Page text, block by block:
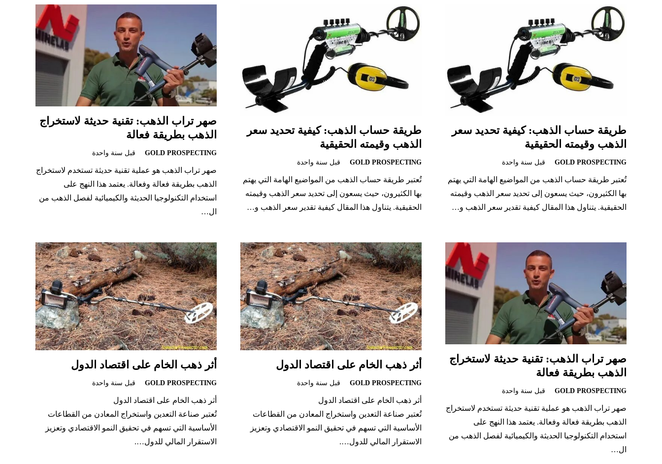
طريقة حساب الذهب: كيفية تحديد سعر
الذهب وقيمته الحقيقية
GOLD PROSPECTING قبل سنة واحدة
تُعتبر طريقة حساب الذهب من المواضيع الهامة التي يهتم
بها الكثيرون، حيث يسعون إلى تحديد سعر الذهب وقيمته
الحقيقية. يتناول هذا المقال كيفية تقدير سعر الذهب و…
طريقة حساب الذهب: كيفية تحديد سعر
الذهب وقيمته الحقيقية
GOLD PROSPECTING قبل سنة واحدة
تُعتبر طريقة حساب الذهب من المواضيع الهامة التي يهتم
بها الكثيرون، حيث يسعون إلى تحديد سعر الذهب وقيمته
الحقيقية. يتناول هذا المقال كيفية تقدير سعر الذهب و…
صهر تراب الذهب: تقنية حديثة لاستخراج
الذهب بطريقة فعالة
GOLD PROSPECTING قبل سنة واحدة
صهر تراب الذهب هو عملية تقنية حديثة تستخدم لاستخراج
الذهب بطريقة فعالة وفعالة. يعتمد هذا النهج على
استخدام التكنولوجيا الحديثة والكيميائية لفصل الذهب من
ال…
صهر تراب الذهب: تقنية حديثة لاستخراج
الذهب بطريقة فعالة
GOLD PROSPECTING قبل سنة واحدة
صهر تراب الذهب هو عملية تقنية حديثة تستخدم لاستخراج
الذهب بطريقة فعالة وفعالة. يعتمد هذا النهج على
استخدام التكنولوجيا الحديثة والكيميائية لفصل الذهب من
ال…
أثر ذهب الخام على اقتصاد الدول
GOLD PROSPECTING قبل سنة واحدة
أثر ذهب الخام على اقتصاد الدول
تُعتبر صناعة التعدين واستخراج المعادن من القطاعات
الأساسية التي تسهم في تحقيق النمو الاقتصادي وتعزيز
الاستقرار المالي للدول….
أثر ذهب الخام على اقتصاد الدول
GOLD PROSPECTING قبل سنة واحدة
أثر ذهب الخام على اقتصاد الدول
تُعتبر صناعة التعدين واستخراج المعادن من القطاعات
الأساسية التي تسهم في تحقيق النمو الاقتصادي وتعزيز
الاستقرار المالي للدول….